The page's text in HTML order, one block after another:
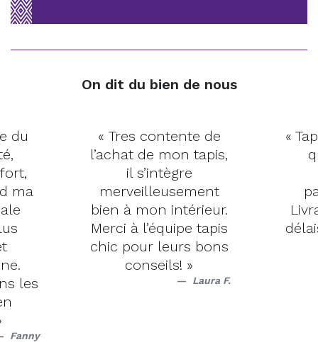
On dit du bien de nous
du
ma
les
Fanny
« Tres contente de
l’achat de mon tapis,
il s’intègre
merveilleusement
bien à mon intérieur.
Merci à l’équipe tapis
chic pour leurs bons
conseils! »
Laura F.
«